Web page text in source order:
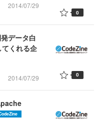
2014/07/29
0
データ白
くれる企
2014/07/29 0